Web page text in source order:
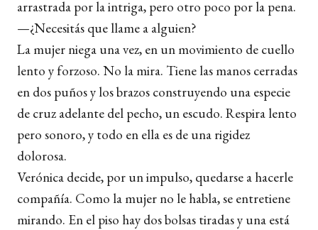
arrastrada por la intriga, pero otro poco por la pena.
—¿Necesitás que llame a alguien?
La mujer niega una vez, en un movimiento de cuello
lento y forzoso. No la mira. Tiene las manos cerradas
en dos puños y los brazos construyendo una especie
de cruz adelante del pecho, un escudo. Respira lento
pero sonoro, y todo en ella es de una rigidez
dolorosa.
Verónica decide, por un impulso, quedarse a hacerle
compañía. Como la mujer no le habla, se entretiene
mirando. En el piso hay dos bolsas tiradas y una está